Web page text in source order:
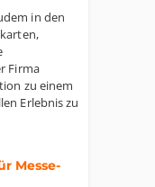
in den
Firma
zu einem
Erlebnis zu
Messe-